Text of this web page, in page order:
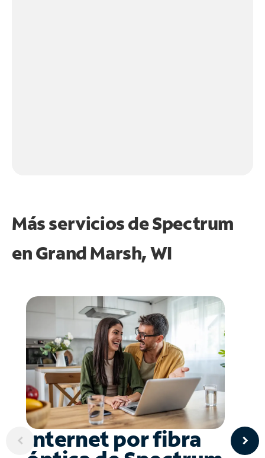
Más servicios de Spectrum
enGrand Marsh, WI
Internet por fibra